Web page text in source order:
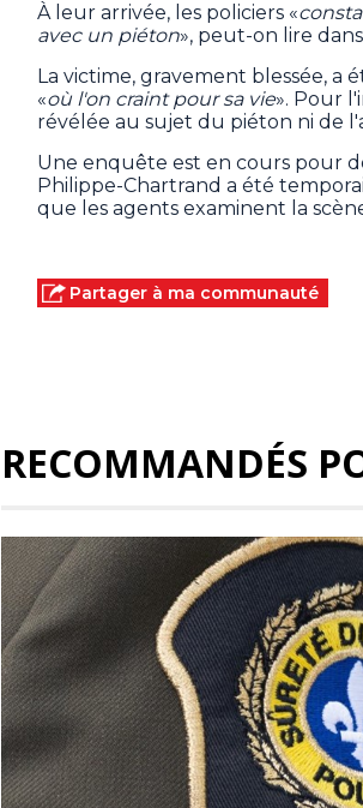
À leur arrivée, les policiers «
avec un piéton», peut-on lire
La victime, gravement blessée,
«où l'on craint pour sa vie». Pour
révélée au sujet du piéton ni de
Une enquête est en cours pour
Philippe-Chartrand a été
que les agents examinent la
Partager à ma communauté
RECOMMANDÉS